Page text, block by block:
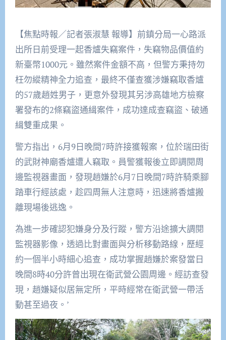
【焦點時報／記者張淑慧 報導】前鎮分局一心路派
出所日前受理一起香爐失竊案件，失竊物品價值約
新臺幣1000元。雖然案件金額不高，但警方秉持勿
枉勿縱精神全力追查，最終不僅查獲涉嫌竊取香爐
的57歲趙姓男子，更意外發現其另涉高雄地方檢察
署發布的2條竊盜通緝案件，成功達成查竊盜、破通
緝雙重成果。
警方指出，6月9日晚間7時許接獲報案，位於瑞田街
的武財神廟香爐遭人竊取。員警獲報後立即調閱周
邊監視器畫面，發現趙嫌於6月7日晚間7時許騎乘腳
踏車行經該處，趁四周無人注意時，迅速將香爐搬
離現場後逃逸。
為進一步確認犯嫌身分及行蹤，警方沿途擴大調閱
監視器影像，透過比對畫面與分析移動路線，歷經
約一個半小時細心追查，成功掌握趙嫌於案發當日
晚間8時40分許曾出現在衛武營公園周邊。經訪查發
現，趙嫌疑似居無定所，平時經常在衛武營一帶活
動甚至過夜。’